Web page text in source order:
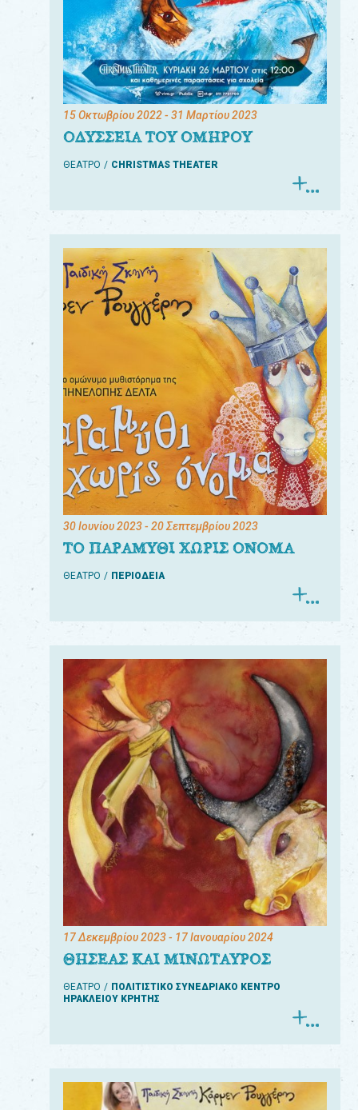
15 Οκτωβρίου 2022- 31 Μαρτίου 2023
ΟΔΥΣΣΕΙΑ ΤΟΥ ΟΜΗΡΟΥ
ΘΕΑΤΡΟ CHRISTMAS THEATER
30 Ιουνίου 2023- 20 Σεπτεμβρίου 2023
ΤΟ ΠΑΡΑΜΥΘΙ ΧΩΡΙΣ ΟΝΟΜΑ
ΘΕΑΤΡΟ ΠΕΡΙΟΔΕΙΑ
17 Δεκεμβρίου 2023- 17 Ιανουαρίου 2024
ΘΗΣΕΑΣ ΚΑΙ ΜΙΝΩΤΑΥΡΟΣ
ΘΕΑΤΡΟ
ΠΟΛΙΤΙΣΤΙΚΟ ΣΥΝΕΔΡΙΑΚΟ ΚΕΝΤΡΟ
ΗΡΑΚΛΕΙΟΥ ΚΡΗΤΗΣ